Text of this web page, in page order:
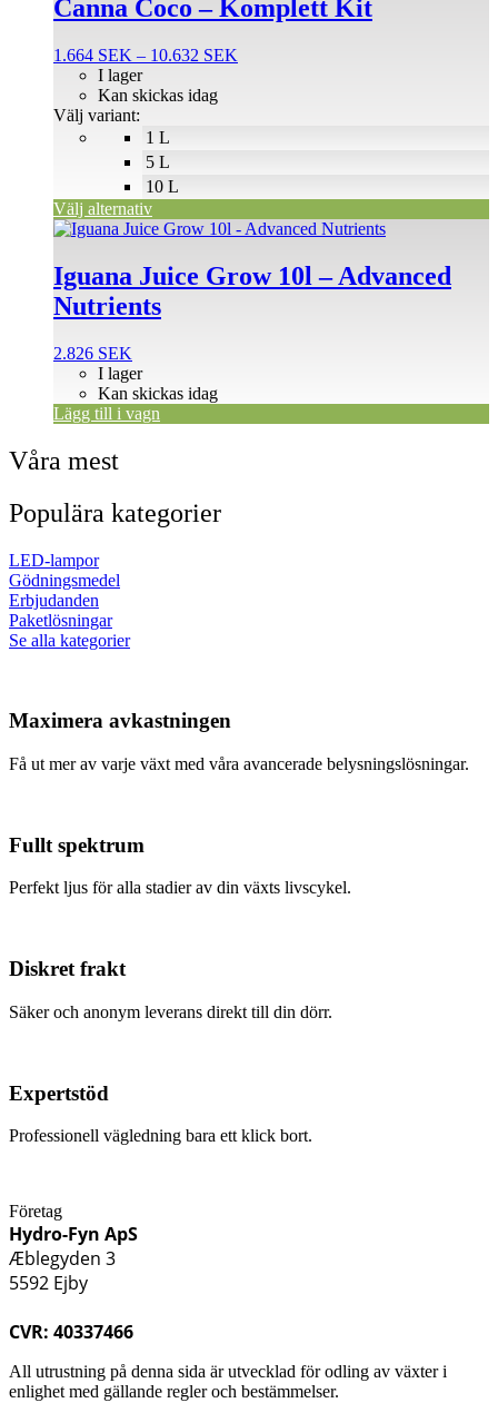
Canna Coco – Komplett Kit
1.664 SEK – 10.632 SEK
1 L
5 L
10 L
I lager
Kan skickas idag
Välj variant:
Välj alternativ
har
varianter.
olika
alternativen
produktsidan
Iguana Juice Grow 10l – Advanced
Nutrients
2.826 SEK
I lager
Kan skickas idag
Lägg till i vagn
Våra mest
Populära kategorier
LED-lampor
Gödningsmedel
Erbjudanden
Paketlösningar
Se alla kategorier
Maximera avkastningen
Få ut mer av varje växt med våra avancerade belysningslösningar.
Fullt spektrum
Perfekt ljus för alla stadier av din växts livscykel.
Diskret frakt
Säker och anonym leverans direkt till din dörr.
Expertstöd
Professionell vägledning bara ett klick bort.
Företag
Hydro-Fyn ApS
Æblegyden 3
5592 Ejby
CVR: 40337466
All utrustning på denna sida är utvecklad för odling av växter i
enlighet med gällande regler och bestämmelser.